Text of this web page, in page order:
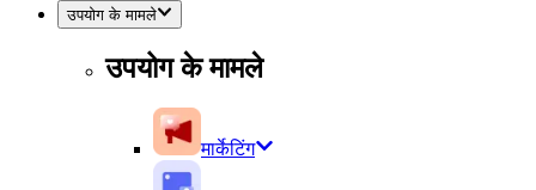
उपयोग के मामले
उपयोग के मामले
मार्केटिंग